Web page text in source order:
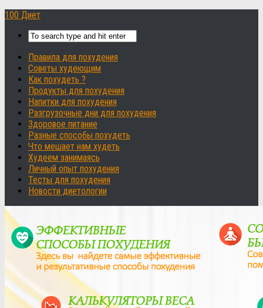
100 Диет
Правила для похудения
Советы худеющим
Как похудеть ?
Продукты для похудения
Напитки для похудения
Разгрузочные дни для похудения
Здоровое питание
Разные способы похудеть
Что мешает нам худеть
Худеем занимаясь
Личный опыт похудения
Тесты для похудения
Новости диетологии